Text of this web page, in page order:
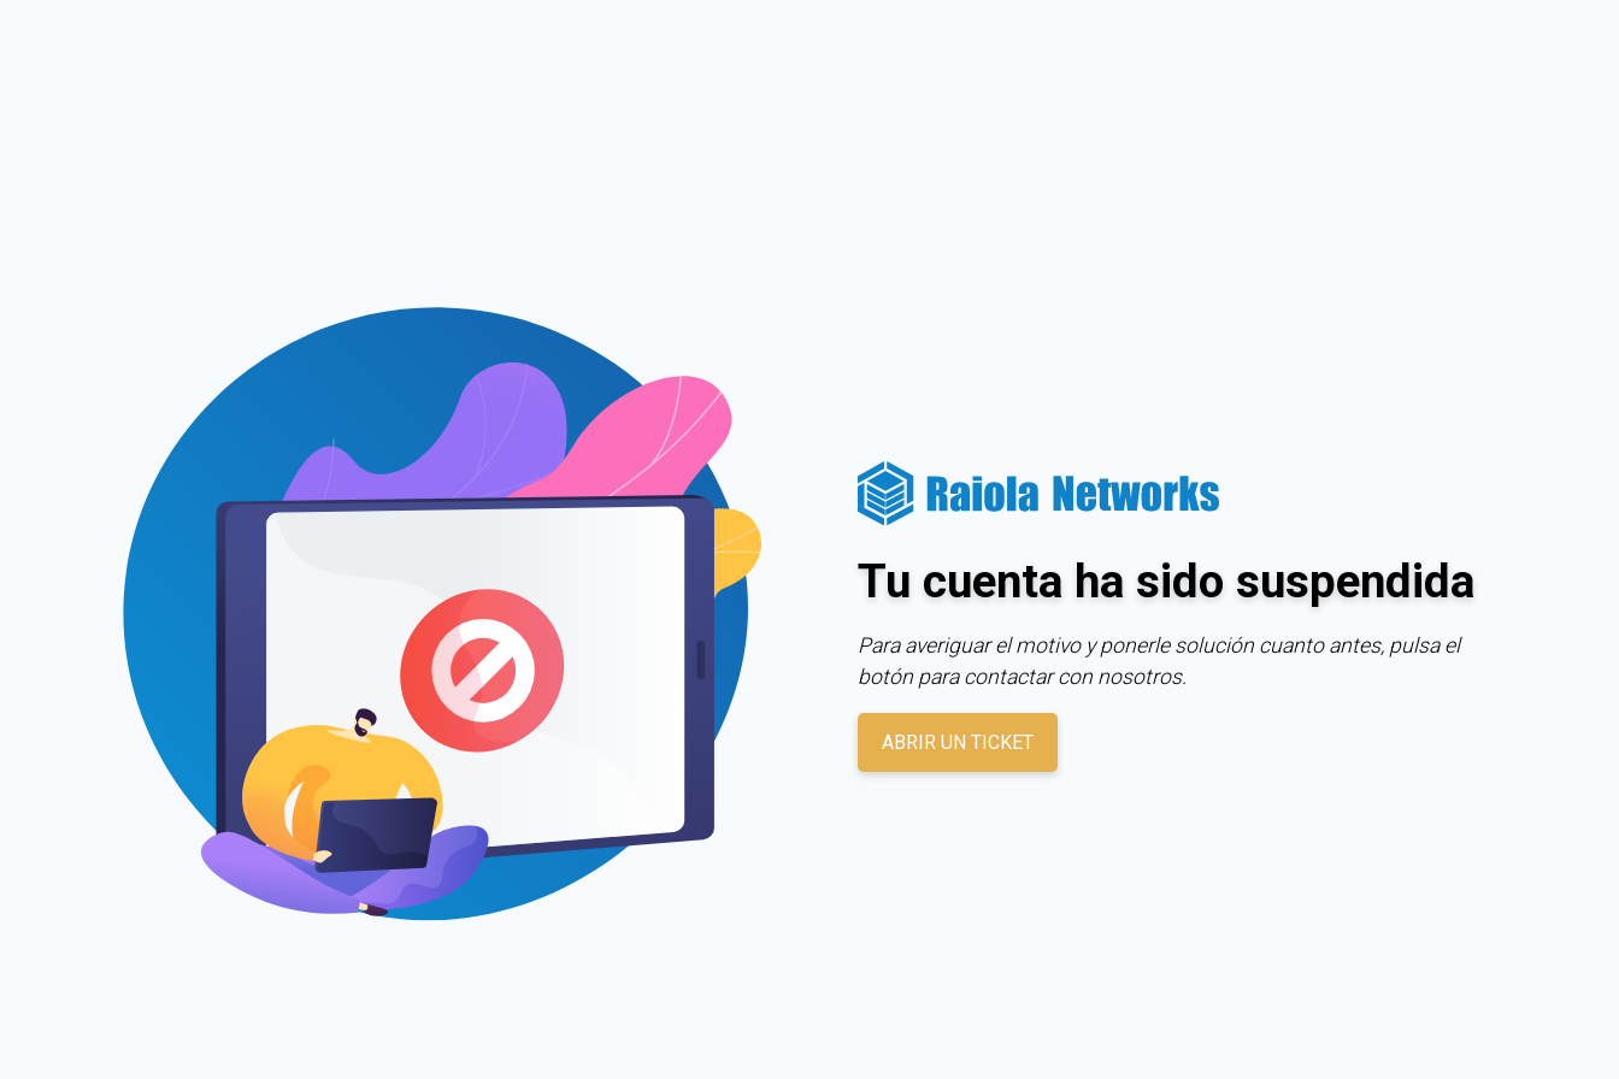
Tu cuenta ha sido suspendida
Para averiguar el motivo y ponerle solución cuanto antes, pulsa el
botón para contactar con nosotros.
ABRIR UN TICKET